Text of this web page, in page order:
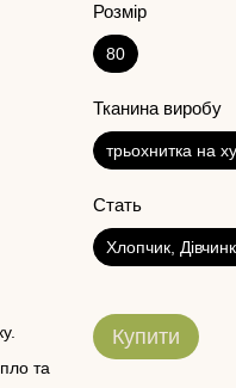
та
Розмір
80
Тканина виробу
трьохнитка на
Стать
Хлопчик,
Купити